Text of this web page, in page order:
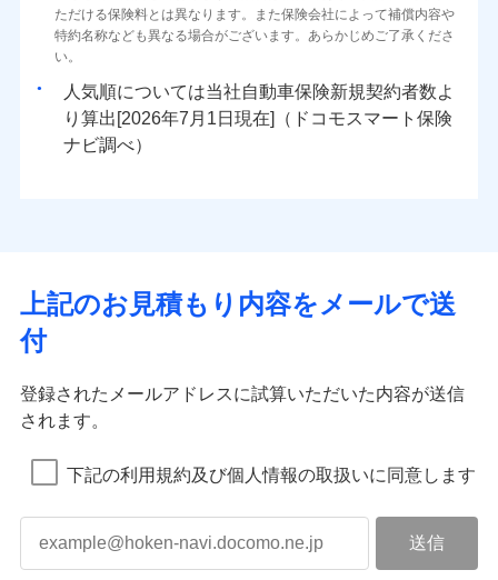
ただける保険料とは異なります。また保険会社によって補償内容や
特約名称なども異なる場合がございます。あらかじめご了承くださ
い。
人気順については当社
新規契約者数よ
り算出[
年 月
日現在]（ドコモスマート保険
ナビ調べ）
上記のお見積もり内容をメールで送
付
登録されたメールアドレスに試算いただいた内容が送信
されます。
下記の利用規約及び個人情報の取扱いに同意します